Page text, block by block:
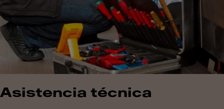
Asistencia técnica